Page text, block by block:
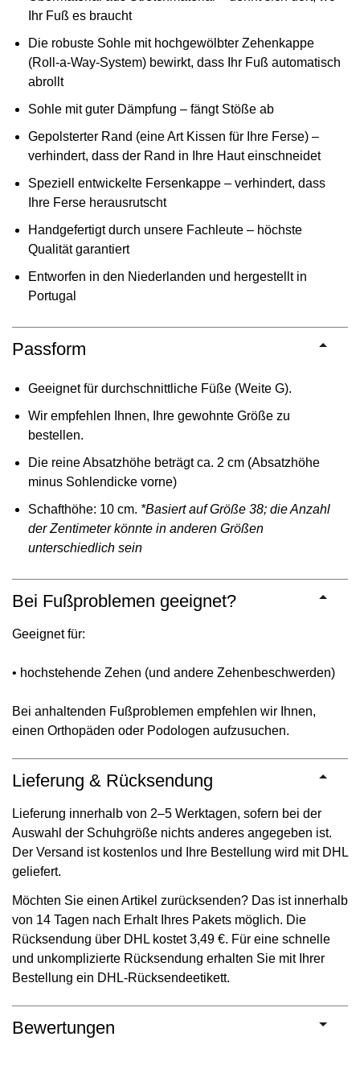
Ihr Fuß es braucht
Die robuste Sohle mit hochgewölbter Zehenkappe
(Roll-a-Way-System) bewirkt, dass Ihr Fuß automatisch
abrollt
Sohle mit guter Dämpfung – fängt Stöße ab
Gepolsterter Rand (eine Art Kissen für Ihre Ferse) –
verhindert, dass der Rand in Ihre Haut einschneidet
Speziell entwickelte Fersenkappe – verhindert, dass
Ihre Ferse herausrutscht
Handgefertigt durch unsere Fachleute – höchste
Qualität garantiert
Entworfen in den Niederlanden und hergestellt in
Portugal
Passform
Geeignet für durchschnittliche Füße (Weite G).
Wir empfehlen Ihnen, Ihre gewohnte Größe zu
bestellen.
Die reine Absatzhöhe beträgt ca. 2 cm (Absatzhöhe
minus Sohlendicke vorne)
Schafthöhe: 10 cm. *Basiert auf Größe 38; die Anzahl
der Zentimeter könnte in anderen Größen
unterschiedlich sein
Bei Fußproblemen geeignet?
Geeignet für:
• hochstehende Zehen (und andere Zehenbeschwerden)
Bei anhaltenden Fußproblemen empfehlen wir Ihnen,
einen Orthopäden oder Podologen aufzusuchen.
Lieferung & Rücksendung
Lieferung innerhalb von 2–5 Werktagen, sofern bei der
Auswahl der Schuhgröße nichts anderes angegeben ist.
Der Versand ist kostenlos und Ihre Bestellung wird mit DHL
geliefert.
Möchten Sie einen Artikel zurücksenden? Das ist innerhalb
von 14 Tagen nach Erhalt Ihres Pakets möglich. Die
Rücksendung über DHL kostet 3,49 €. Für eine schnelle
und unkomplizierte Rücksendung erhalten Sie mit Ihrer
Bestellung ein DHL-Rücksendeetikett.
Bewertungen